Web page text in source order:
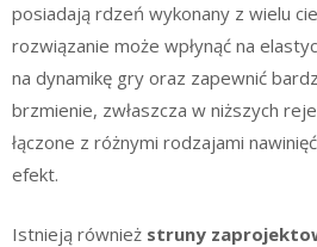
posiadają rdzeń wykonany z wielu
rozwiązanie może wpłynąć na
na dynamikę gry oraz zapewnić
brzmienie, zwłaszcza w niższych
łączone z różnymi rodzajami
efekt.
Istnieją również struny